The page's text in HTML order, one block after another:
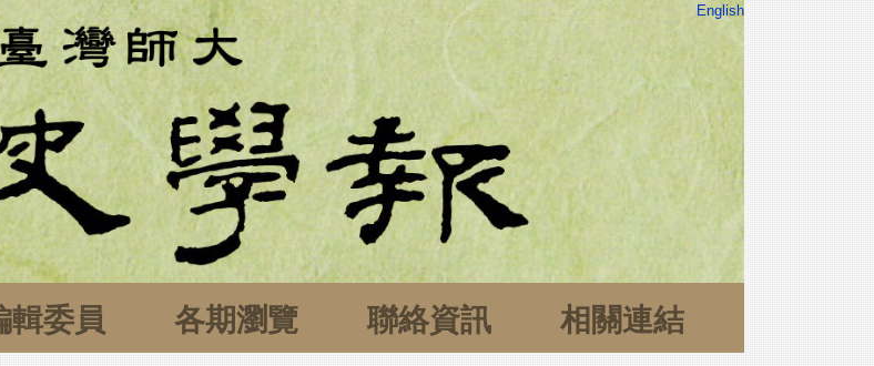
English
輯委員 各期瀏覽 聯絡資訊 相關連結